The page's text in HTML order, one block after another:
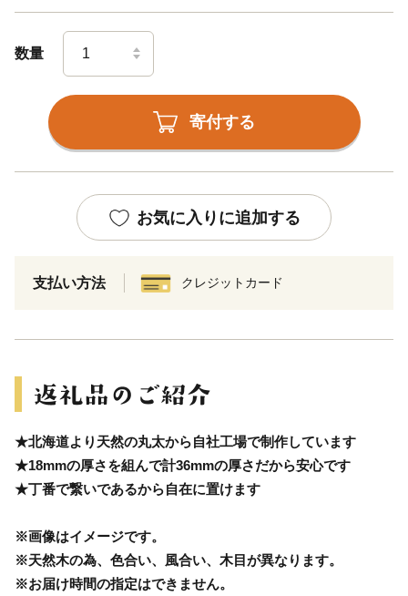
数量
寄付する
お気に入りに追加する
支払い方法 クレジットカード
★北海道より天然の丸太から自社工場で制作しています
★18mmの厚さを組んで計36mmの厚さだから安心です
★丁番で繋いであるから自在に置けます
※画像はイメージです。
※天然木の為、色合い、風合い、木目が異なります。
※お届け時間の指定はできません。